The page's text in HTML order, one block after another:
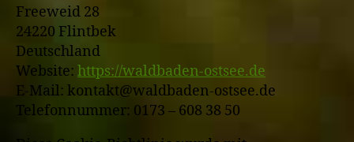
Freeweid 28
24220 Flintbek
Deutschland
Website: https://waldbaden-ostsee.de
E-Mail: kontakt@waldbaden-ostsee.de
Telefonnummer: 0173 – 608 38 50